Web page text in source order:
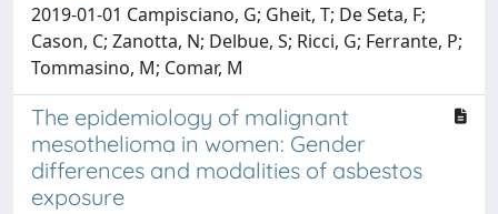
2019-01-01 Campisciano, G; Gheit, T; De Seta, F;
Cason, C; Zanotta, N; Delbue, S; Ricci, G; Ferrante, P;
Tommasino, M; Comar, M
The epidemiology of malignant
mesothelioma in women: Gender
differences and modalities of asbestos
exposure